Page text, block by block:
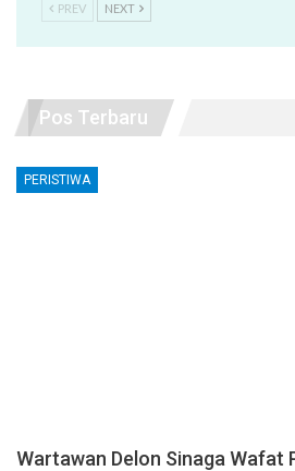
PREV NEXT
Pos Terbaru
PERISTIWA
Wartawan Delon Sinaga Wafat